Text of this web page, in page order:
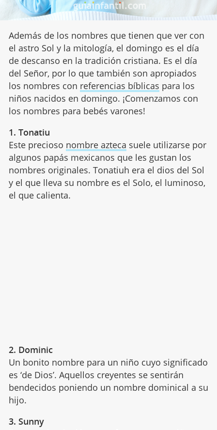
Además de los nombres que tienen que ver con
el astro Sol y la mitología, el domingo es el día
de descanso en la tradición cristiana. Es el día
del Señor, por lo que también son apropiados
los nombres con referencias bíblicas para los
niños nacidos en domingo. ¡Comenzamos con
los nombres para bebés varones!
1. Tonatiu
Este precioso nombre azteca suele utilizarse por
algunos papás mexicanos que les gustan los
nombres originales. Tonatiuh era el dios del Sol
y el que lleva su nombre es el Solo, el luminoso,
el que calienta.
2. Dominic
Un bonito nombre para un niño cuyo significado
es ‘de Dios’. Aquellos creyentes se sentirán
bendecidos poniendo un nombre dominical a su
hijo.
3. Sunny